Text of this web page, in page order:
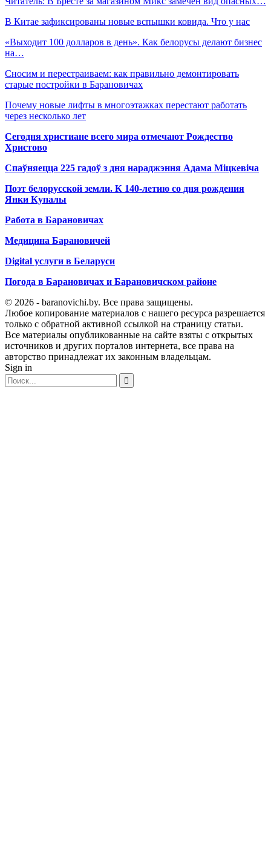
В Китае зафиксированы новые вспышки ковида. Что у нас
«Выходит 100 долларов в день». Как белорусы делают бизнес
на…
Сносим и перестраиваем: как правильно демонтировать
старые постройки в Барановичах
Почему новые лифты в многоэтажках перестают работать
через несколько лет
Сегодня христиане всего мира отмечают Рождество
Христово
Спаўняецца 225 гадоў з дня нараджэння Адама Міцкевіча
Поэт белорусской земли. К 140-летию со дня рождения
Янки Купалы
Работа в Барановичах
Медицина Барановичей
Digital услуги в Беларуси
Погода в Барановичах и Барановичском районе
© 2026 - baranovichi.by. Все права защищены.
Любое копирование материалов с нашего ресурса разрешается
только с обратной активной ссылкой на страницу статьи.
Все материалы опубликованные на сайте взяты с открытых
источников и других порталов интернета, все права на
авторство принадлежат их законным владельцам.
Sign in